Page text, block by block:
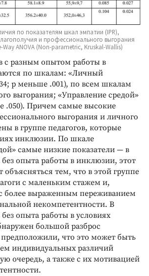
по показателям шкал эмпатии (IPR),
и профессионального выгорания
Way ANOVA (Non-parametric, Kruskal-Wallis)
с разным опытом работы в
по шкалам: «Личный
р меньше .001), по всем шкалам
выгорания; «Управление средой»
.050). Причем самые высокие
выгорания и личного
в группе педагогов, которые
инклюзии. По шкале
самые низкие показатели — в
без опыта работы в инклюзии, этот
объясняться тем, что в этой группе
с маленьким стажем и,
более выраженным переживанием
некомпетентности. В
без опыта работы в условиях
большой разброс
что это может быть
индивидуальных различий
очередь, а также с их мотивацией